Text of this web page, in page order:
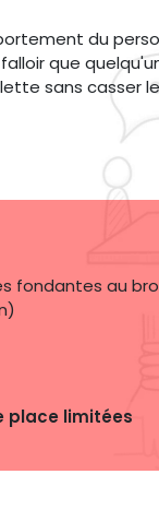
du
que
sans casser
fondantes au
place limitées